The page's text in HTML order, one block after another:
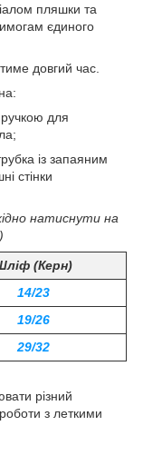
пляшки та
єдиного
довгий час.
для
із запаяним
стінки
натиснути на
(Керн)
14/23
19/26
29/32
різний
з леткими